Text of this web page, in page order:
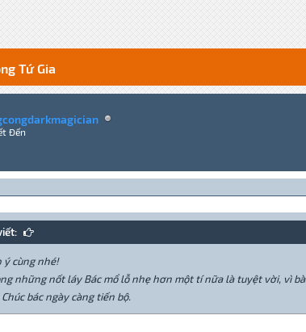
Tứ Gia
Đến
ý cùng nhé!
những nốt láy Bác mổ lỗ nhẹ hơn một tí nữa là tuyệt vời, vì
bác ngày càng tiến bộ.